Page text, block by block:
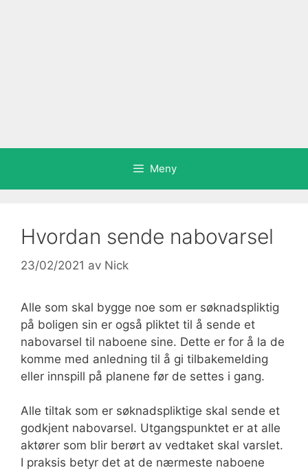
Meny
Hvordan sende nabovarsel
23/02/2021 av Nick
Alle som skal bygge noe som er søknadspliktig
på boligen sin er også pliktet til å sende et
nabovarsel til naboene sine. Dette er for å la de
komme med anledning til å gi tilbakemelding
eller innspill på planene før de settes i gang.
Alle tiltak som er søknadspliktige skal sende et
godkjent nabovarsel. Utgangspunktet er at alle
aktører som blir berørt av vedtaket skal varslet.
I praksis betyr det at de nærmeste naboene